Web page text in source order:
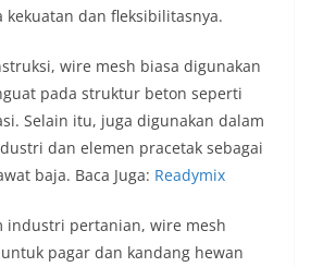
kekuatan dan fleksibilitasnya.
wire mesh biasa digunakan
pada struktur beton seperti
Selain itu, juga digunakan dalam
dan elemen pracetak sebagai
baja. Baca Juga: Readymix
industri pertanian, wire mesh
pagar dan kandang hewan